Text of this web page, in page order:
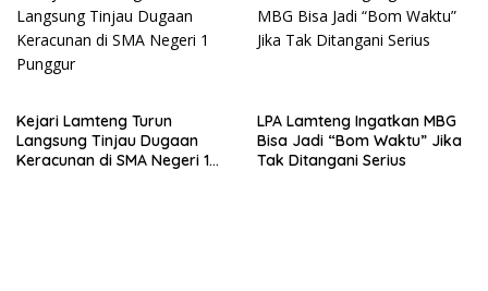
Kejari Lamteng Turun
Langsung Tinjau Dugaan
Keracunan di SMA Negeri 1
LPA Lamteng Ingatkan MBG
Bisa Jadi “Bom Waktu” Jika
Tak Ditangani Serius